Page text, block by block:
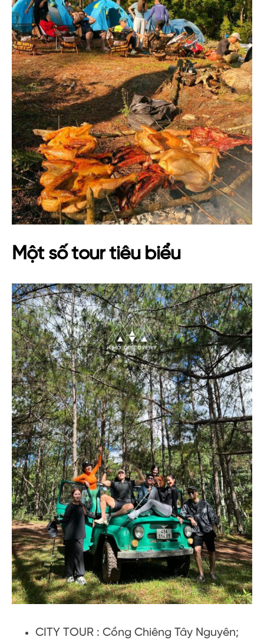
Một số tour tiêu biểu
CITY TOUR : Cồng Chiêng Tây Nguyên;